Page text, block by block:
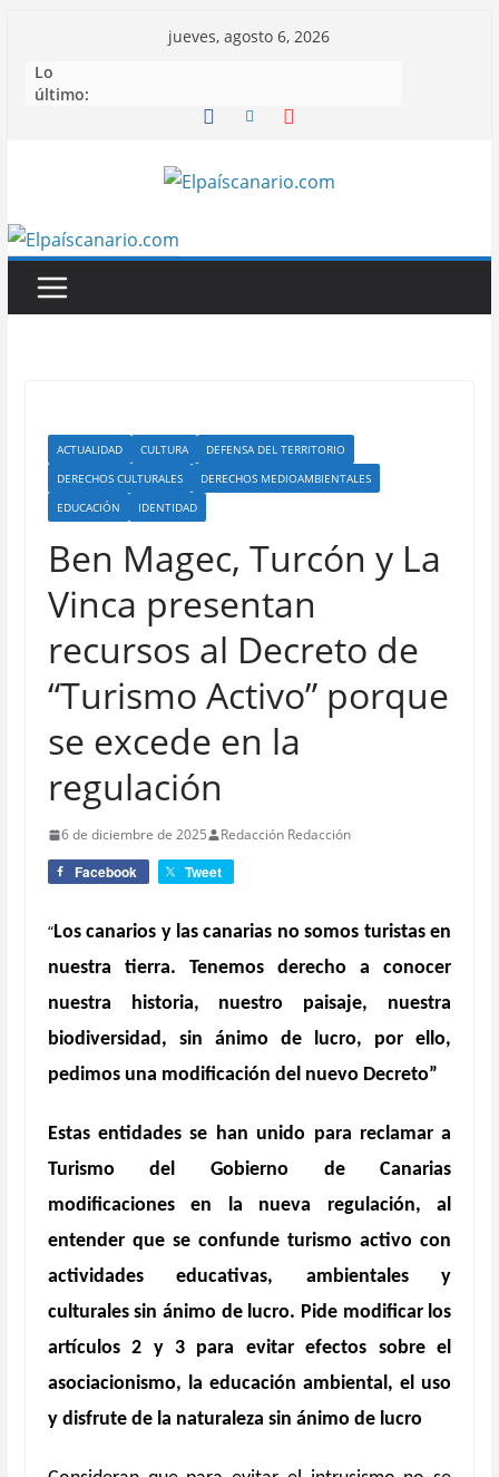
contenido
jueves, agosto 6, 2026
Lo
último:
ACTUALIDAD CULTURA
DEFENSA DEL TERRITORIO
DERECHOS CULTURALES
DERECHOS MEDIOAMBIENTALES
EDUCACIÓN
IDENTIDAD
Ben Magec, Turcón y La
Vinca presentan
recursos al Decreto de
“Turismo Activo” porque
se excede en la
regulación
6 de diciembre de 2025 Redacción Redacción
Facebook Tweet
“Los canarios y las canarias no somos turistas en
nuestra tierra. Tenemos derecho a conocer
nuestra historia, nuestro paisaje, nuestra
biodiversidad, sin ánimo de lucro, por ello,
pedimos una modificación del nuevo Decreto”
Estas entidades se han unido para reclamar a
Turismo del Gobierno de Canarias
modificaciones en la nueva regulación, al
entender que se confunde turismo activo con
actividades educativas, ambientales y
culturales sin ánimo de lucro. Pide modificar los
artículos 2 y 3 para evitar efectos sobre el
asociacionismo, la educación ambiental, el uso
y disfrute de la naturaleza sin ánimo de lucro